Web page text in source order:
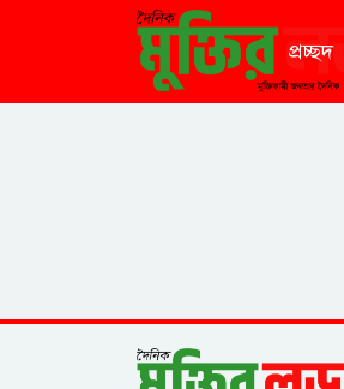
প্রচ্ছদ